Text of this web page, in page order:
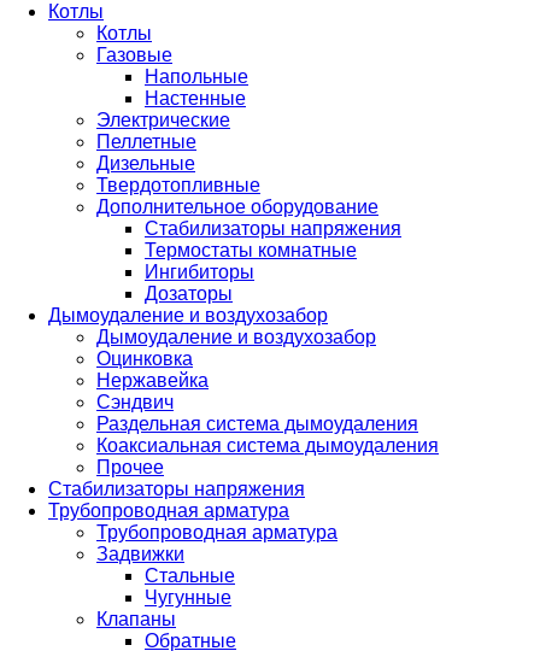
Котлы
Котлы
Газовые
Напольные
Настенные
Электрические
Пеллетные
Дизельные
Твердотопливные
Дополнительное оборудование
Стабилизаторы напряжения
Термостаты комнатные
Ингибиторы
Дозаторы
Дымоудаление и воздухозабор
Дымоудаление и воздухозабор
Оцинковка
Нержавейка
Сэндвич
Раздельная система дымоудаления
Коаксиальная система дымоудаления
Прочее
Стабилизаторы напряжения
Трубопроводная арматура
Трубопроводная арматура
Задвижки
Стальные
Чугунные
Клапаны
Обратные